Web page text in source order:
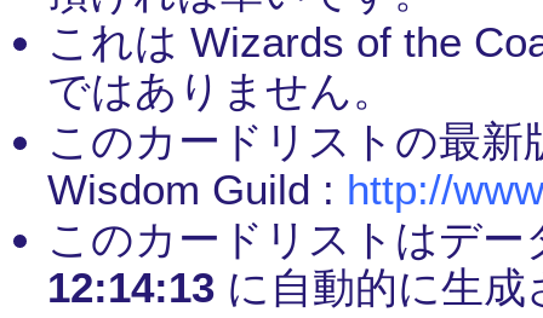
これは Wizards of the
ではありません。
このカードリストの最
Wisdom Guild : http://
このカードリストはデ
12:14:13に自動的に生成